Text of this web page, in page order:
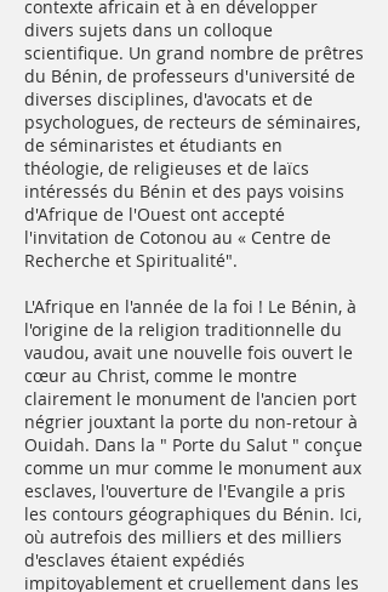
contexte africain et à en développer
divers sujets dans un colloque
scientifique. Un grand nombre de prêtres
du Bénin, de professeurs d'université de
diverses disciplines, d'avocats et de
psychologues, de recteurs de séminaires,
de séminaristes et étudiants en
théologie, de religieuses et de laïcs
intéressés du Bénin et des pays voisins
d'Afrique de l'Ouest ont accepté
l'invitation de Cotonou au « Centre de
Recherche et Spiritualité".
L'Afrique en l'année de la foi ! Le Bénin, à
l'origine de la religion traditionnelle du
vaudou, avait une nouvelle fois ouvert le
cœur au Christ, comme le montre
clairement le monument de l'ancien port
négrier jouxtant la porte du non-retour à
Ouidah. Dans la " Porte du Salut " conçue
comme un mur comme le monument aux
esclaves, l'ouverture de l'Evangile a pris
les contours géographiques du Bénin. Ici,
où autrefois des milliers et des milliers
d'esclaves étaient expédiés
impitoyablement et cruellement dans les